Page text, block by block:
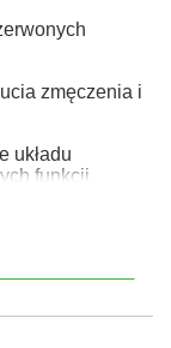
zmęczenia i
układu
funkcji
w
lizyny i